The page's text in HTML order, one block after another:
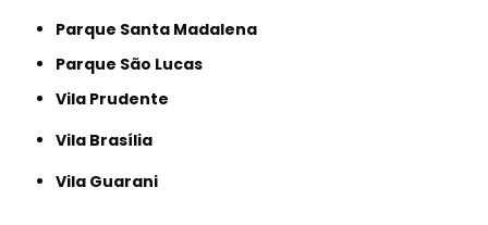
Parque Santa Madalena
Parque São Lucas
Vila Prudente
Vila Brasília
Vila Guarani